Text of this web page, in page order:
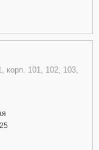
корп. 101, 102, 103,